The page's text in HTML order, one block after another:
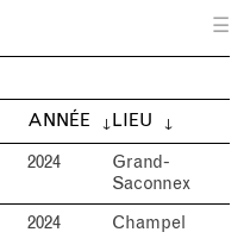
☰
ANNÉE LIEU
2024
Grand-
Saconnex
2024 Champel